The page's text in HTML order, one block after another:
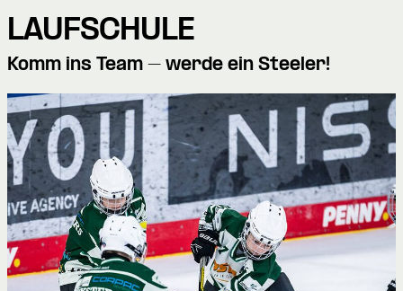
LAUFSCHULE
Komm ins Team – werde ein Steeler!